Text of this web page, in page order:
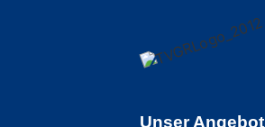
Unser Angebot